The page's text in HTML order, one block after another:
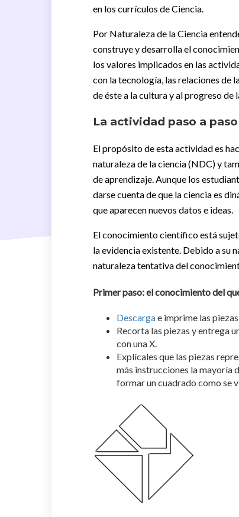
en los currículos de Ciencia.
Por Naturaleza de la Ciencia
construye y desarrolla el
los valores implicados en las
con la tecnología, las relaciones de
de éste a la cultura y al progreso de
La actividad paso a paso
El propósito de esta actividad es
naturaleza de la ciencia (NDC) y
de aprendizaje. Aunque los
darse cuenta de que la ciencia es
que aparecen nuevos datos e ideas.
El conocimiento científico está
la evidencia existente. Debido a su
naturaleza tentativa del
Primer paso: el conocimiento del
Descargae imprime las
Recorta las piezas y entrega
con una X.
Explícales que las piezas
más instrucciones la mayoría
formar un cuadrado como se